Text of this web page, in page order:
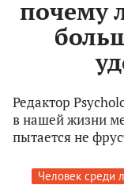
почему
Редактор
в нашей жизни
пытается не
Человек среди